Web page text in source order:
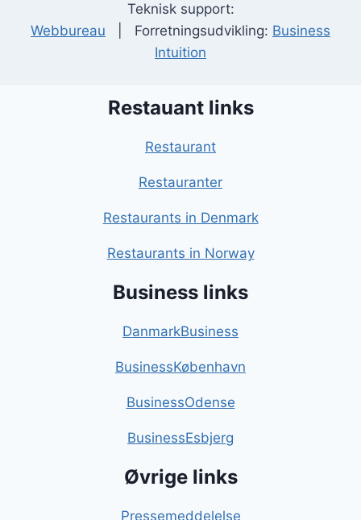
Teknisk support:
Webbureau | Forretningsudvikling: Business
Intuition
Restauant links
Restaurant
Restauranter
Restaurants in Denmark
Restaurants in Norway
Business links
DanmarkBusiness
BusinessKøbenhavn
BusinessOdense
BusinessEsbjerg
Øvrige links
Pressemeddelelse